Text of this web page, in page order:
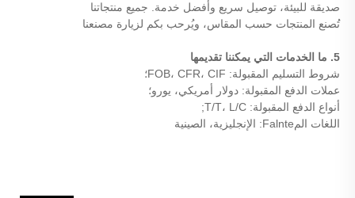
صديقة للبيئة، توصيل سريع وأفضل خدمة. جميع منتجاتنا
تُصنع المنتجات حسب المقاس، ويُرحب بكم لزيارة مصنعنا
5. ما الخدمات التي يمكننا تقديمها
شروط التسليم المقبولة: FOB، CFR، CIF؛
عملات الدفع المقبولة: دولار أمريكي، يورو؛
أنواع الدفع المقبولة: T/T، L/C;
اللغات المFalnte: الإنجليزية، الصينية